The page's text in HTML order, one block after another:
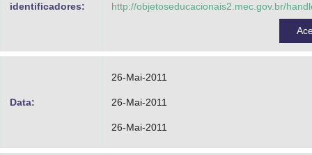
identificadores: http://objetoseducacionais2.mec.gov.br/
Data:
26-Mai-2011
26-Mai-2011
26-Mai-2011